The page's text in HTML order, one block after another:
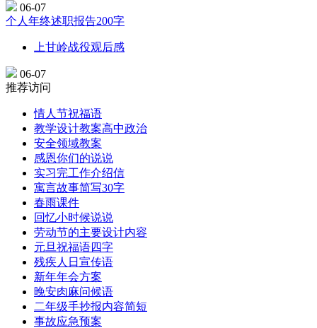
06-07
个人年终述职报告200字
上甘岭战役观后感
06-07
推荐访问
情人节祝福语
教学设计教案高中政治
安全领域教案
感恩你们的说说
实习完工作介绍信
寓言故事简写30字
春雨课件
回忆小时候说说
劳动节的主要设计内容
元旦祝福语四字
残疾人日宣传语
新年年会方案
晚安肉麻问候语
二年级手抄报内容简短
事故应急预案